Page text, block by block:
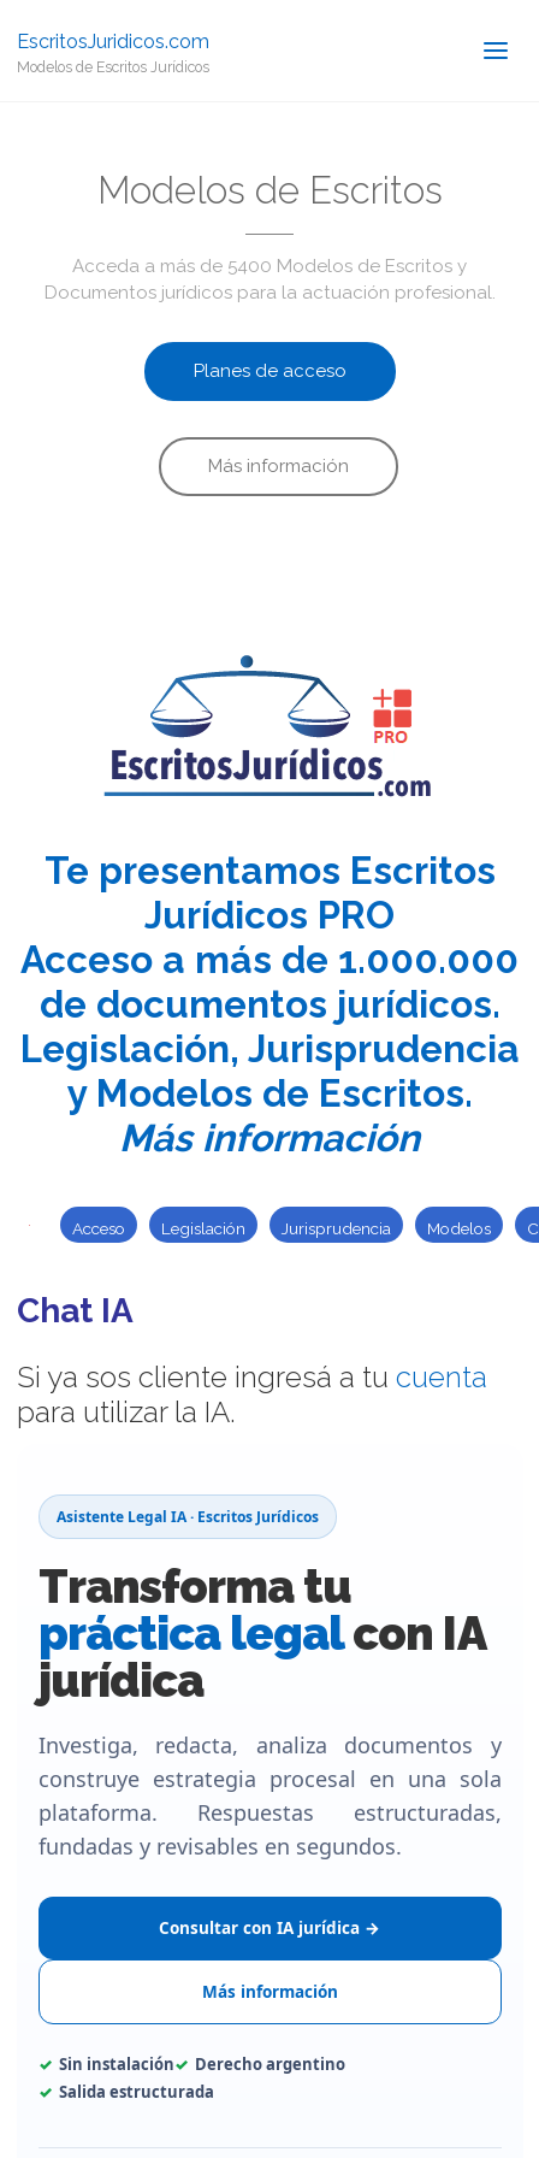
EscritosJuridicos.com
Modelos de Escritos Jurídicos
Modelos de Escritos
Acceda a más de 5400 Modelos de Escritos y
Documentos jurídicos para la actuación profesional.
Planes de acceso
Más información
Te presentamos Escritos
Jurídicos PRO
Acceso a más de 1.000.000
de documentos jurídicos.
Legislación, Jurisprudencia
y Modelos de Escritos.
Más información
Acceso Legislación Jurisprudencia Modelos
Chat IA
Si ya sos cliente ingresá a tu cuenta
para utilizar la IA.
Asistente Legal IA · Escritos Jurídicos
Transforma tu
práctica legalcon IA
jurídica
Investiga, redacta, analiza documentos y
construye estrategia procesal en una sola
plataforma. Respuestas estructuradas,
fundadas y revisables en segundos.
Consultar con IA jurídica →
Más información
Sin instalación
Derecho argentino
Salida estructurada